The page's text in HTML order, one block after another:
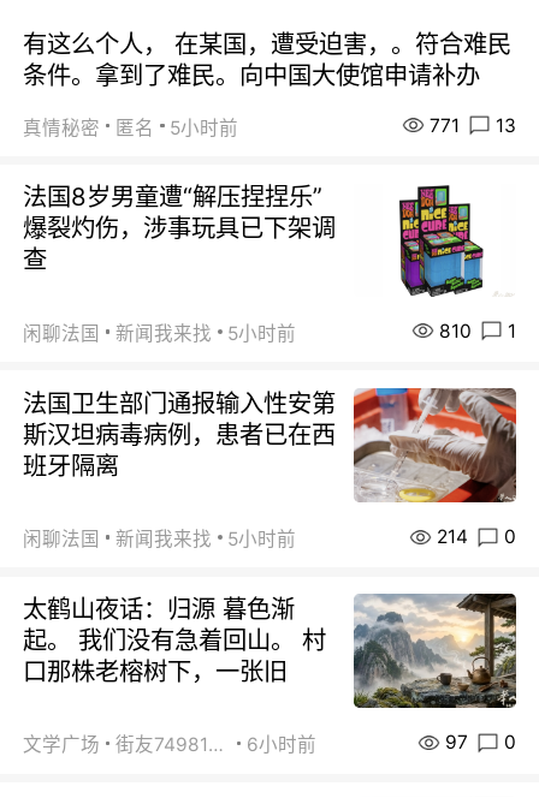
有这么个人， 在某国，遭受迫害，。符合难民
条件。拿到了难民。向中国大使馆申请补办
真情秘密 匿名 5小时前 771 13
法国8岁男童遭“解压捏捏乐”
爆裂灼伤，涉事玩具已下架调
查
闲聊法国 新闻我来找 5小时前 810 1
法国卫生部门通报输入性安第
斯汉坦病毒病例，患者已在西
班牙隔离
闲聊法国 新闻我来找 5小时前 214 0
太鹤山夜话：归源 暮色渐
起。 我们没有急着回山。 村
口那株老榕树下，一张旧
文学广场 街友74981146 6小时前 97 0